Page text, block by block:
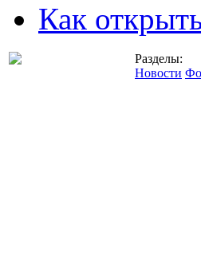
Как
Разделы:
Новости